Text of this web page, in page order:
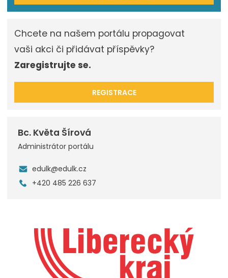
Chcete na našem portálu propagovat
vaši akci či přidávat příspěvky?
Zaregistrujte se.
REGISTRACE
Bc. Květa Šírová
Administrátor portálu
edulk@edulk.cz
+420 485 226 637